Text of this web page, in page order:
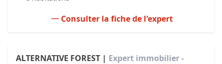
Consulter la fiche de l'expert
ALTERNATIVE FOREST | Expert immobilier -